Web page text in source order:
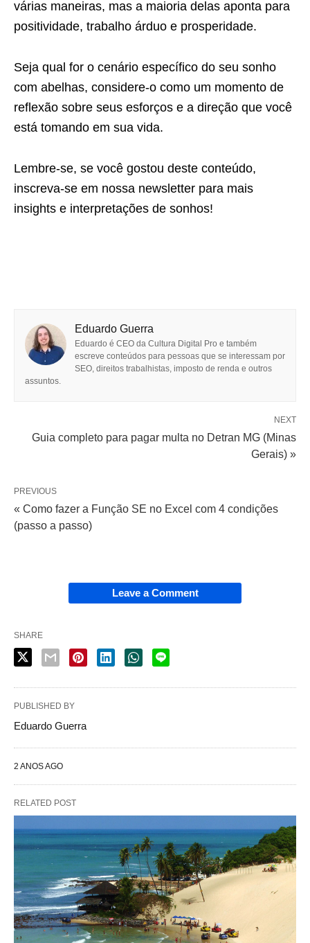
várias maneiras, mas a maioria delas aponta para
positividade, trabalho árduo e prosperidade.
Seja qual for o cenário específico do seu sonho
com abelhas, considere-o como um momento de
reflexão sobre seus esforços e a direção que você
está tomando em sua vida.
Lembre-se, se você gostou deste conteúdo,
inscreva-se em nossa newsletter para mais
insights e interpretações de sonhos!
Eduardo Guerra
Eduardo é CEO da Cultura Digital Pro e também
escreve conteúdos para pessoas que se interessam por
SEO, direitos trabalhistas, imposto de renda e outros
assuntos.
NEXT
Guia completo para pagar multa no Detran MG (Minas
Gerais) »
PREVIOUS
« Como fazer a Função SE no Excel com 4 condições
(passo a passo)
Leave a Comment
SHARE
PUBLISHED BY
Eduardo Guerra
2 ANOS AGO
RELATED POST